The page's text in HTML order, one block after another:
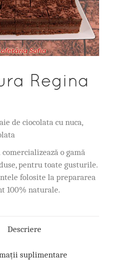
Regina
de ciocolata cu nuca,
o gamă
pentru toate gusturile.
folosite la prepararea
100% naturale.
Descriere
suplimentare